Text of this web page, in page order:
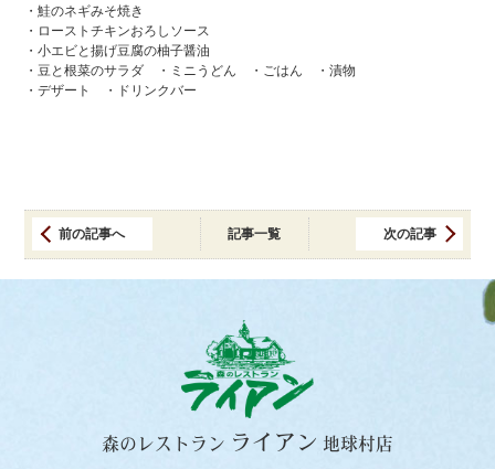
・鮭のネギみそ焼き
・ローストチキンおろしソース
・小エビと揚げ豆腐の柚子醤油
・豆と根菜のサラダ ・ミニうどん ・ごはん ・漬物
・デザート ・ドリンクバー
前の記事へ 記事一覧 次の記事
森のレストラン ライアン 地球村店